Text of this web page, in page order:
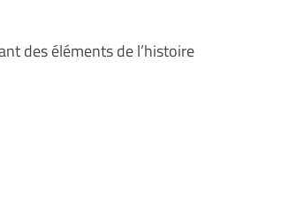
des éléments de l’histoire